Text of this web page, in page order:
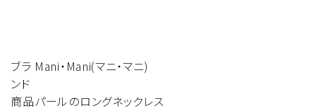
ブラ
ンド
Mani・Mani(マニ・マニ)
商品パールのロングネックレス